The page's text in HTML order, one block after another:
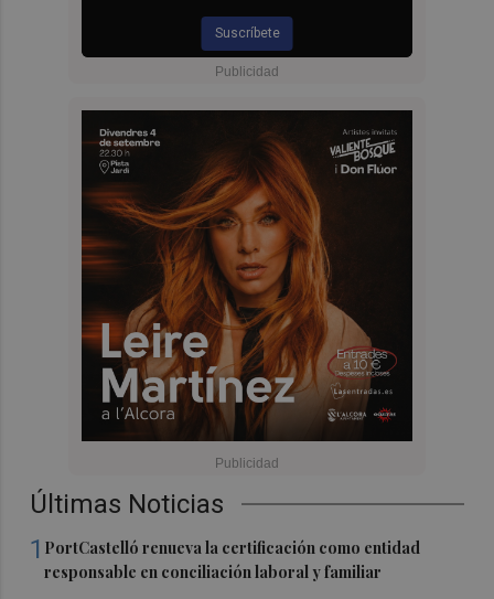
Suscríbete
Últimas Noticias
1 PortCastelló renueva la certificación como entidad
responsable en conciliación laboral y familiar